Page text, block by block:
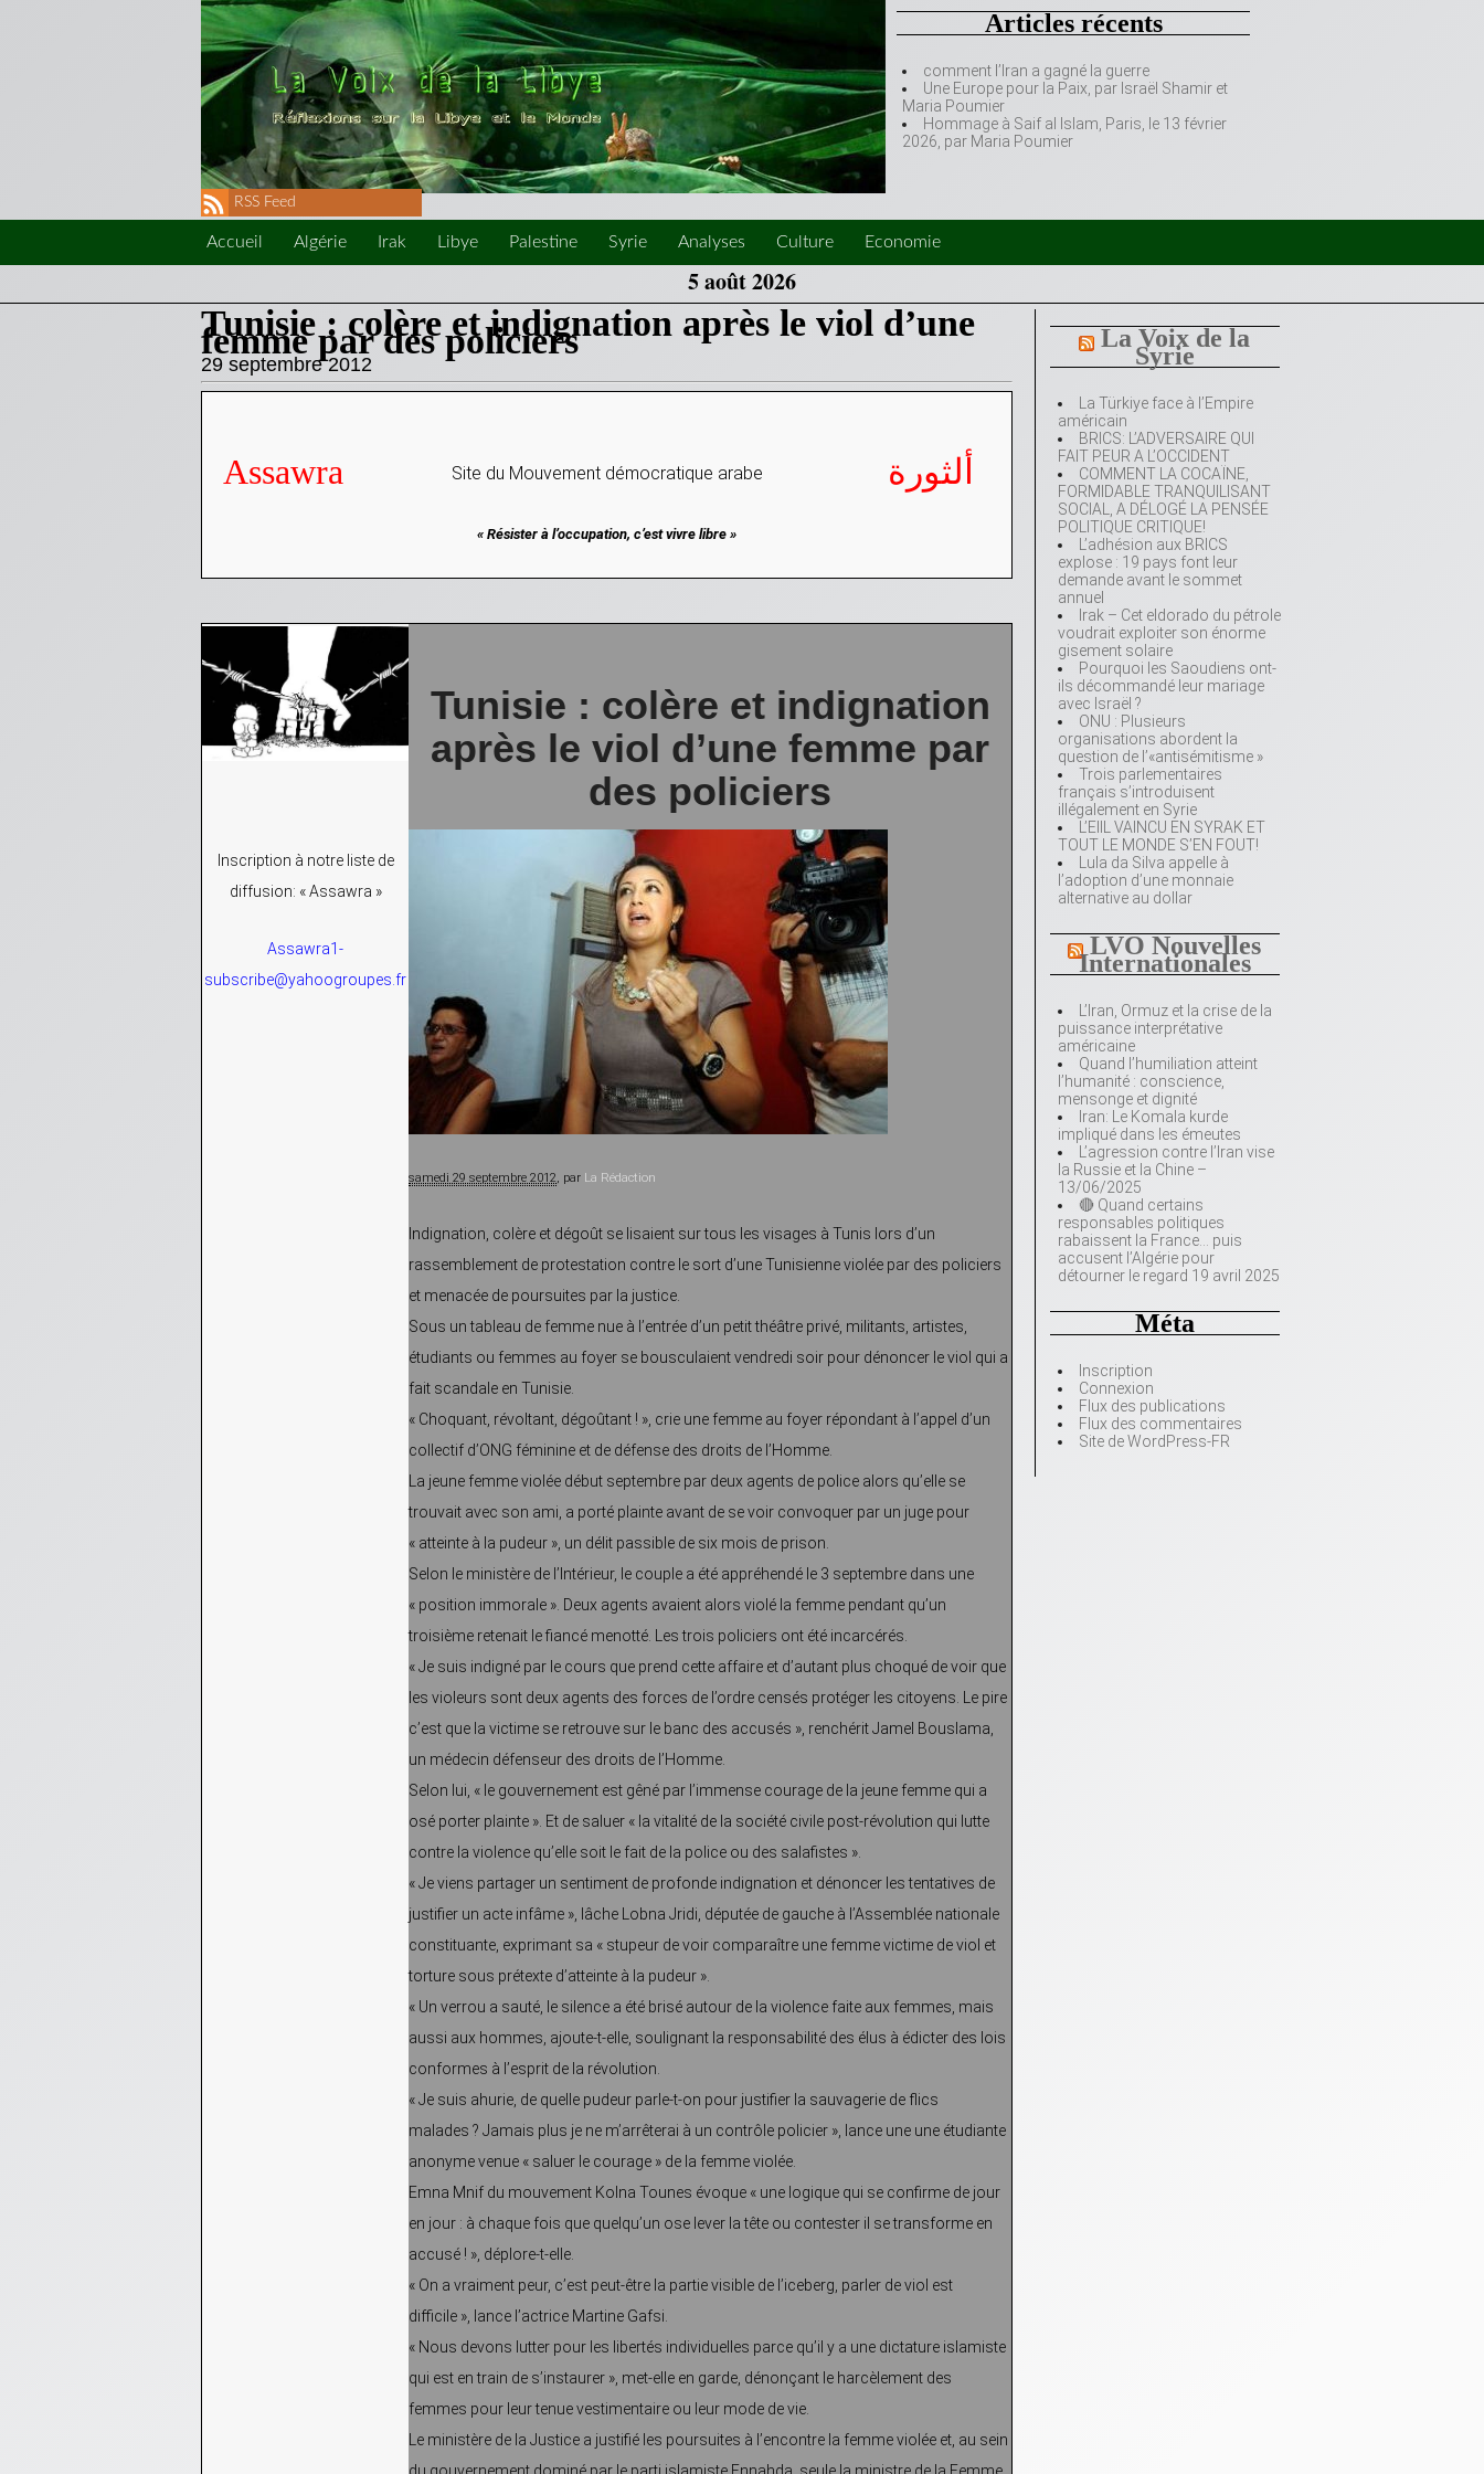
Articles récents
comment l’Iran a gagné la guerre
Une Europe pour la Paix, par Israël Shamir et
Maria Poumier
Hommage à Saif al Islam, Paris, le 13 février
2026, par Maria Poumier
RSS Feed
Accueil Algérie Irak Libye Palestine Syrie Analyses Culture Economie
5 août 2026
La Voix de la
Syrie
La Türkiye face à l’Empire
américain
BRICS: L’ADVERSAIRE QUI
FAIT PEUR A L’OCCIDENT
COMMENT LA COCAÏNE,
FORMIDABLE TRANQUILISANT
SOCIAL, A DÉLOGÉ LA PENSÉE
POLITIQUE CRITIQUE!
L’adhésion aux BRICS
explose : 19 pays font leur
demande avant le sommet
annuel
Irak – Cet eldorado du pétrole
voudrait exploiter son énorme
gisement solaire
Pourquoi les Saoudiens ont-
ils décommandé leur mariage
avec Israël ?
ONU : Plusieurs
organisations abordent la
question de l’«antisémitisme »
Trois parlementaires
français s’introduisent
illégalement en Syrie
L’EIIL VAINCU EN SYRAK ET
TOUT LE MONDE S’EN FOUT!
Lula da Silva appelle à
l’adoption d’une monnaie
alternative au dollar
LVO Nouvelles
Internationales
L’Iran, Ormuz et la crise de la
puissance interprétative
américaine
Quand l’humiliation atteint
l’humanité : conscience,
mensonge et dignité
Iran: Le Komala kurde
impliqué dans les émeutes
L’agression contre l’Iran vise
la Russie et la Chine –
13/06/2025
🔴 Quand certains
responsables politiques
rabaissent la France… puis
accusent l’Algérie pour
détourner le regard 19 avril 2025
Méta
Inscription
Connexion
Flux des publications
Flux des commentaires
Site de WordPress-FR
Tunisie : colère et indignation après le viol d’une
femme par des policiers
29 septembre 2012
Assawra Site du Mouvement démocratique arabe
« Résister à l’occupation, c’est vivre libre »
ألثورة
Inscription à notre liste de
diffusion: « Assawra »
Assawra1-
subscribe@yahoogroupes.fr
Tunisie : colère et indignation
après le viol d’une femme par
des policiers
samedi 29 septembre 2012, par La Rédaction
Indignation, colère et dégoût se lisaient sur tous les visages à Tunis lors d’un
rassemblement de protestation contre le sort d’une Tunisienne violée par des policiers
et menacée de poursuites par la justice.
Sous un tableau de femme nue à l’entrée d’un petit théâtre privé, militants, artistes,
étudiants ou femmes au foyer se bousculaient vendredi soir pour dénoncer le viol qui a
fait scandale en Tunisie.
« Choquant, révoltant, dégoûtant ! », crie une femme au foyer répondant à l’appel d’un
collectif d’ONG féminine et de défense des droits de l’Homme.
La jeune femme violée début septembre par deux agents de police alors qu’elle se
trouvait avec son ami, a porté plainte avant de se voir convoquer par un juge pour
« atteinte à la pudeur », un délit passible de six mois de prison.
Selon le ministère de l’Intérieur, le couple a été appréhendé le 3 septembre dans une
« position immorale ». Deux agents avaient alors violé la femme pendant qu’un
troisième retenait le fiancé menotté. Les trois policiers ont été incarcérés.
« Je suis indigné par le cours que prend cette affaire et d’autant plus choqué de voir que
les violeurs sont deux agents des forces de l’ordre censés protéger les citoyens. Le pire
c’est que la victime se retrouve sur le banc des accusés », renchérit Jamel Bouslama,
un médecin défenseur des droits de l’Homme.
Selon lui, « le gouvernement est gêné par l’immense courage de la jeune femme qui a
osé porter plainte ». Et de saluer « la vitalité de la société civile post-révolution qui lutte
contre la violence qu’elle soit le fait de la police ou des salafistes ».
« Je viens partager un sentiment de profonde indignation et dénoncer les tentatives de
justifier un acte infâme », lâche Lobna Jridi, députée de gauche à l’Assemblée nationale
constituante, exprimant sa « stupeur de voir comparaître une femme victime de viol et
torture sous prétexte d’atteinte à la pudeur ».
« Un verrou a sauté, le silence a été brisé autour de la violence faite aux femmes, mais
aussi aux hommes, ajoute-t-elle, soulignant la responsabilité des élus à édicter des lois
conformes à l’esprit de la révolution.
« Je suis ahurie, de quelle pudeur parle-t-on pour justifier la sauvagerie de flics
malades ? Jamais plus je ne m’arrêterai à un contrôle policier », lance une une étudiante
anonyme venue « saluer le courage » de la femme violée.
Emna Mnif du mouvement Kolna Tounes évoque « une logique qui se confirme de jour
en jour : à chaque fois que quelqu’un ose lever la tête ou contester il se transforme en
accusé ! », déplore-t-elle.
« On a vraiment peur, c’est peut-être la partie visible de l’iceberg, parler de viol est
difficile », lance l’actrice Martine Gafsi.
« Nous devons lutter pour les libertés individuelles parce qu’il y a une dictature islamiste
qui est en train de s’instaurer », met-elle en garde, dénonçant le harcèlement des
femmes pour leur tenue vestimentaire ou leur mode de vie.
Le ministère de la Justice a justifié les poursuites à l’encontre la femme violée et, au sein